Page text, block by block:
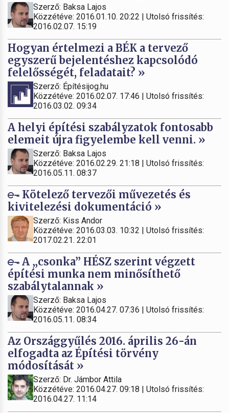
Szerző: Baksa Lajos
Közzétéve: 2016.01.10. 20:22 | Utolsó frissítés:
2016.02.07. 15:19
Hogyan értelmezi a BÉK a tervező
egyszerű bejelentéshez kapcsolódó
felelősségét, feladatait? »
Szerző: Építésijog.hu
Közzétéve: 2016.02.07. 17:46 | Utolsó frissítés:
2016.03.02. 09:34
A helyi építési szabályzatok fontosabb
elemeit újra figyelembe kell venni. »
Szerző: Baksa Lajos
Közzétéve: 2016.02.29. 21:18 | Utolsó frissítés:
2016.05.11. 08:37
Kötelező tervezői művezetés és
kivitelezési dokumentáció »
Szerző: Kiss Andor
Közzétéve: 2016.03.03. 10:32 | Utolsó frissítés:
2017.02.21. 22:01
A „csonka” HÉSZ szerint végzett
építési munka nem minősíthető
szabálytalannak »
Szerző: Baksa Lajos
Közzétéve: 2016.04.27. 07:36 | Utolsó frissítés:
2016.05.11. 08:34
Az Országgyűlés 2016. április 26-án
elfogadta az Építési törvény
módosítását »
Szerző: Dr. Jámbor Attila
Közzétéve: 2016.04.27. 09:18 | Utolsó frissítés:
2016.04.27. 11:14